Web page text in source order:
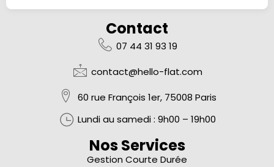
Contact
07 44 31 93 19
contact@hello-flat.com
60 rue François 1er, 75008 Paris
Lundi au samedi :9h00 – 19h00
Nos Services
Gestion Courte Durée